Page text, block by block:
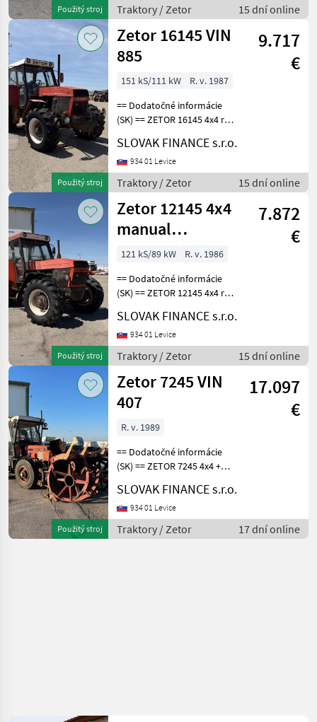
Použitý stroj
kardán, vzduch, hyd
Traktory / Zetor 15 dní online
Použitý stroj
Zetor 16145 VIN
885
9.717
€
151 kS/111 kW
R. v. 1987
== Dodatočné informácie
(SK) == ZETOR 16145 4x4 r.v.
6842 cm3, manuál, zadná
uzávierka, turbo, vzadu
vývody kardán, trojbodový
záves,
SLOVAK FINANCE s.r.o.
934 01 Levice
Traktory / Zetor 15 dní online
Použitý stroj
Zetor 12145 4x4
manual
hydraulika s TP a
TEČ VIN 881
7.872
€
121 kS/89 kW
R. v. 1986
== Dodatočné informácie
(SK) == ZETOR 12145 4x4 r.v.
cm3, manuál, vzadu
uzávierka, vzadu vývody:
kardán, trojbodový zaves,
hydraulika,
SLOVAK FINANCE s.r.o.
934 01 Levice
Traktory / Zetor 15 dní online
Použitý stroj
Zetor 7245 VIN
407
17.097
€
R. v. 1989
== Dodatočné informácie
(SK) == ZETOR 7245 4x4 +
870 MTH, 3595cm3, manuál,
nezávislé kúrenie, snehová
fréza SFT 7045, prídavný
motor
SLOVAK FINANCE s.r.o.
934 01 Levice
Traktory / Zetor 17 dní online